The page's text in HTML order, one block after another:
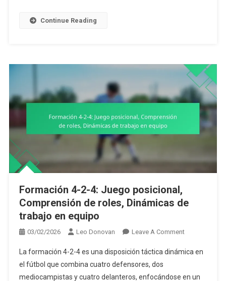
Continue Reading
Formación 4-2-4: Juego posicional,
Comprensión de roles, Dinámicas de
trabajo en equipo
03/02/2026 Leo Donovan Leave A CommentOn
4-
4:
La formación 4-2-4 es una disposición táctica dinámica en
el fútbol que combina cuatro defensores, dos
mediocampistas y cuatro delanteros, enfocándose en un